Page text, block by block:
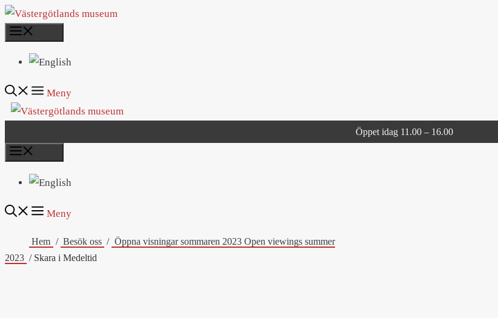
Hoppa
till
Meny
Öppet idag 11.00 – 16.00
Meny
Hem Besök oss
Öppna visningar sommaren 2023 Open viewings summer
2023
Skara i Medeltid